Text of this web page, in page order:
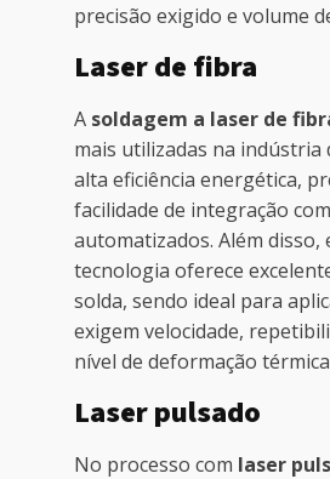
precisão exigido e volume
Laser de fibra
A soldagem a laser de
mais utilizadas na indústria
alta eficiência energética,
facilidade de integração
automatizados. Além disso,
tecnologia oferece
solda, sendo ideal para
exigem velocidade,
nível de deformação
Laser pulsado
No processo com laser